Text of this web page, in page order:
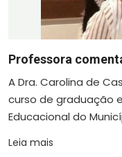
Professora
A Dra. Carolina de
curso de graduação
Educacional do
Leia mais